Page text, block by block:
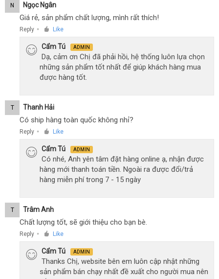
N Ngọc Ngân
Giá rẻ, sản phẩm chất lượng, mình rất thích!
Reply ● Like
Cẩm Tú ADMIN
Dạ, cảm ơn Chị đã phải hồi, hệ thống luôn lựa chọn
những sản phẩm tốt nhất để giúp khách hàng mua
được hàng tốt.
T Thanh Hải
Có ship hàng toàn quốc không nhỉ?
Reply ● Like
Cẩm Tú ADMIN
Có nhé, Anh yên tâm đặt hàng online ạ, nhận được
hàng mới thanh toán tiền. Ngoài ra được đổi/trả
hàng miễn phí trong 7 - 15 ngày
T Trâm Anh
Chất lượng tốt, sẽ giới thiệu cho bạn bè.
Reply ● Like
Cẩm Tú ADMIN
Thanks Chị, website bên em luôn cập nhật những
sản phẩm bán chạy nhất đề xuất cho người mua nên